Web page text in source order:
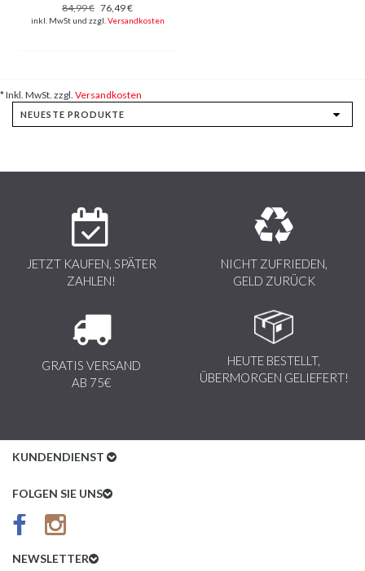
84,99 € 76,49 €
inkl. MwSt und zzgl. Versandkosten
* Inkl. MwSt. zzgl. Versandkosten
JETZT KAUFEN, SPÄTER
ZAHLEN!
NICHT ZUFRIEDEN,
GELD ZURÜCK
GRATIS VERSAND
AB 75€
HEUTE BESTELLT,
ÜBERMORGEN GELIEFERT!
KUNDENDIENST
Kundenservice
AGB
FOLGEN SIE UNS
NEWSLETTER